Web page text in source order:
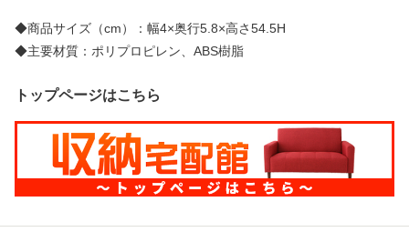
◆商品サイズ（cm）：幅4×奥行5.8×高さ54.5H
◆主要材質：ポリプロピレン、ABS樹脂
トップページはこちら